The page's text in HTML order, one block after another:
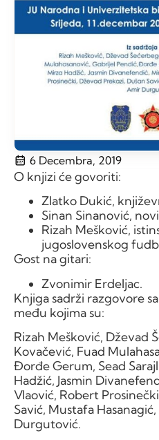
6 Decembra, 2019
O knjizi će govoriti:
Zlatko Dukić,
Sinan Sinanović,
Rizah Mešković,
jugoslovenskog
Gost na gitari:
Zvonimir Erdeljac.
Knjiga sadrži razgovore
među kojima su:
Rizah Mešković, Dževad
Kovačević, Fuad
Đorđe Gerum, Sead
Hadžić, Jasmin
Vlaović, Robert
Savić, Mustafa
Durgutović.